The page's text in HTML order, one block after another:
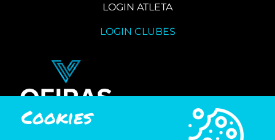
LOGIN ATLETA
LOGIN CLUBES
Cookies